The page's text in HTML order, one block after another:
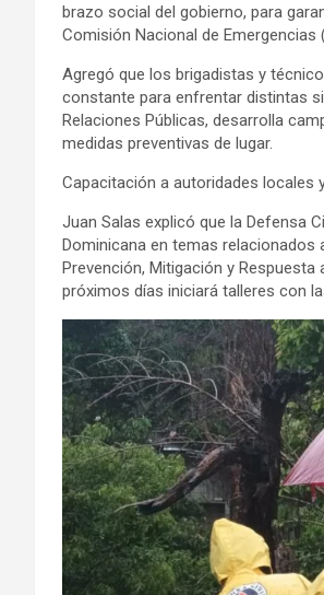
brazo social del gobierno, para
Comisión Nacional de Emergencias
Agregó que los brigadistas y
constante para enfrentar distintas
Relaciones Públicas, desarrolla
medidas preventivas de lugar.
Capacitación a autoridades locales
Juan Salas explicó que la Defensa
Dominicana en temas relacionados
Prevención, Mitigación y
próximos días iniciará talleres con